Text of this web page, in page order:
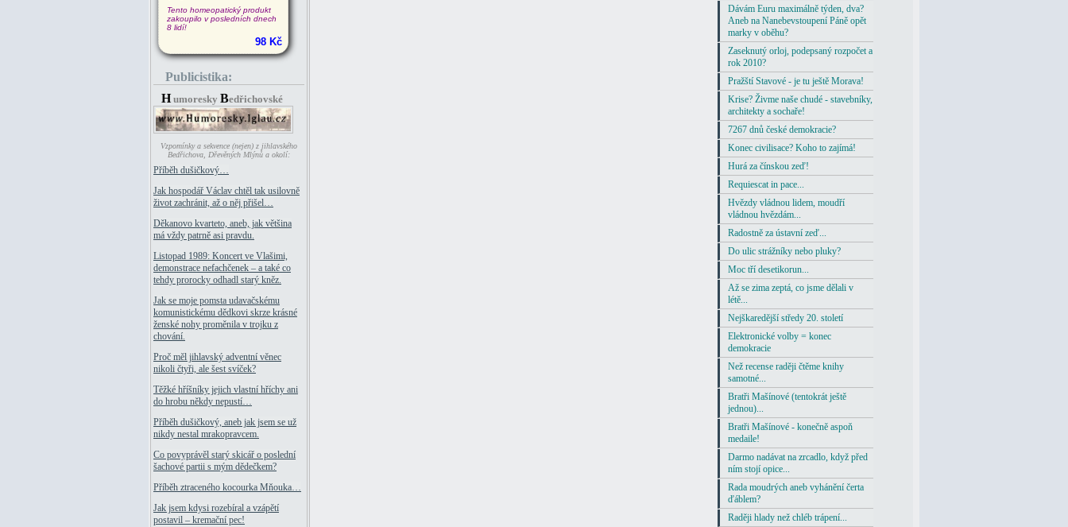
Tento homeopatický produkt
zakoupilo v posledních dnech
8 lidí!
98 Kč
Publicistika:
H umoresky Bedřichovské
Vzpomínky a sekvence (nejen) z jihlavského
Bedřichova, Dřevěných Mlýnů a okolí:
Příběh dušičkový…
Jak hospodář Václav chtěl tak usilovně
život zachránit, až o něj přišel…
Děkanovo kvarteto, aneb, jak většina
má vždy patrně asi pravdu.
Listopad 1989: Koncert ve Vlašimi,
demonstrace nefachčenek – a také co
tehdy prorocky odhadl starý kněz.
Jak se moje pomsta udavačskému
komunistickému dědkovi skrze krásné
ženské nohy proměnila v trojku z
chování.
Proč měl jihlavský adventní věnec
nikoli čtyři, ale šest svíček?
Těžké hříšníky jejich vlastní hříchy ani
do hrobu někdy nepustí…
Příběh dušičkový, aneb jak jsem se už
nikdy nestal mrakopravcem.
Co povyprávěl starý skicář o poslední
šachové partii s mým dědečkem?
Příběh ztraceného kocourka Mňouka…
Jak jsem kdysi rozebíral a vzápětí
postavil – kremační pec!
Dávám Euru maximálně týden, dva?
Aneb na Nanebevstoupení Páně opět
marky v oběhu?
Zaseknutý orloj, podepsaný rozpočet a
rok 2010?
Pražští Stavové - je tu ještě Morava!
Krise? Živme naše chudé - stavebníky,
architekty a sochaře!
7267 dnů české demokracie?
Konec civilisace? Koho to zajímá!
Hurá za čínskou zeď!
Requiescat in pace...
Hvězdy vládnou lidem, moudří
vládnou hvězdám...
Radostně za ústavní zeď...
Do ulic strážníky nebo pluky?
Moc tří desetikorun...
Až se zima zeptá, co jsme dělali v
létě...
Nejškaredější středy 20. století
Elektronické volby = konec
demokracie
Než recense raději čtěme knihy
samotné...
Bratři Mašínové (tentokrát ještě
jednou)...
Bratři Mašínové - konečně aspoň
medaile!
Darmo nadávat na zrcadlo, když před
ním stojí opice...
Rada moudrých aneb vyhánění čerta
ďáblem?
Raději hlady než chléb trápení...